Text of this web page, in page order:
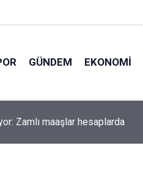
GÜNDEM EKONOMI
Zamlı maaşlar hesaplarda